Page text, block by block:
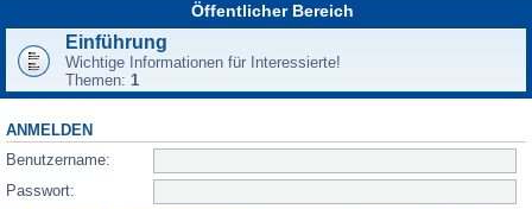
Öffentlicher Bereich
Einführung
Wichtige Informationen für Interessierte!
Themen: 1
ANMELDEN
Benutzername:
Passwort: